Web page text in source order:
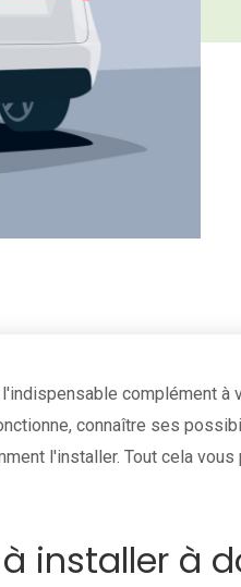
complément à
connaître ses
l'installer. Tout cela vous
installer à